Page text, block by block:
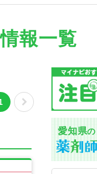
報一覧
愛知県の